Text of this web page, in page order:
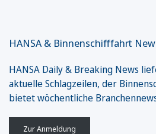
HANSA & Binnenschifffahrt
HANSA Daily & Breaking News
aktuelle Schlagzeilen, der
bietet wöchentliche
Zur Anmeldung